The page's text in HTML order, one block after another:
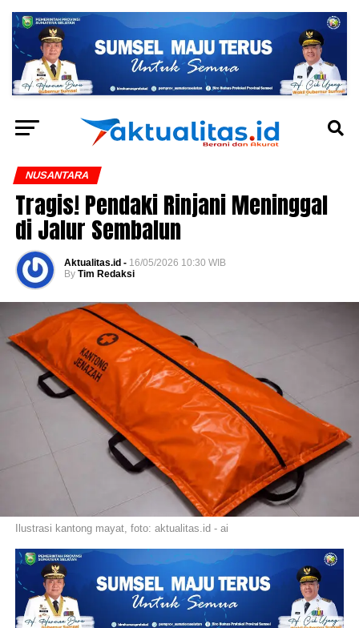
NUSANTARA
Tragis! Pendaki Rinjani Meninggal
di Jalur Sembalun
Aktualitas.id - 16/05/2026 10:30 WIB
By Tim Redaksi
Ilustrasi kantong mayat, foto: aktualitas.id - ai